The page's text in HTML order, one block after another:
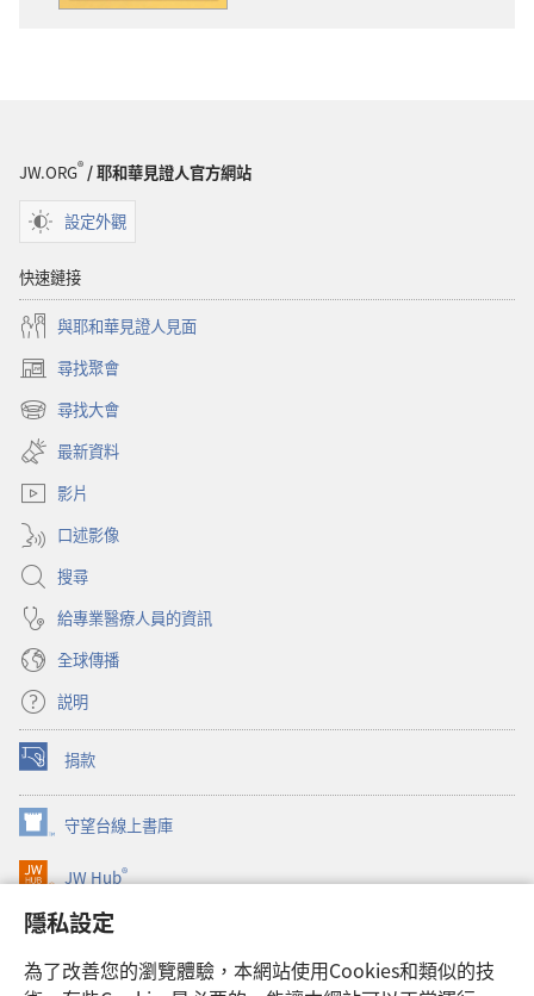
隱私設定
為了改善您的瀏覽體驗，本網站使用Cookies和類似的技
JW.ORG® / 耶和華見證人官方網站
設定外觀
快速鏈接
與耶和華見證人見面
尋找聚會
（開
啟
新
視
窗）
尋找大會
（開
啟
新
視
最新資料
影片
口述影像
搜尋
給專業醫療人員的資訊
全球傳播
説明
捐款
（開
啟
新
視
窗）
守望台線上書庫
（開
啟
新
窗）
JW Hub®
（開
啟
新
視
窗）
JW Library®
Watchtower Library